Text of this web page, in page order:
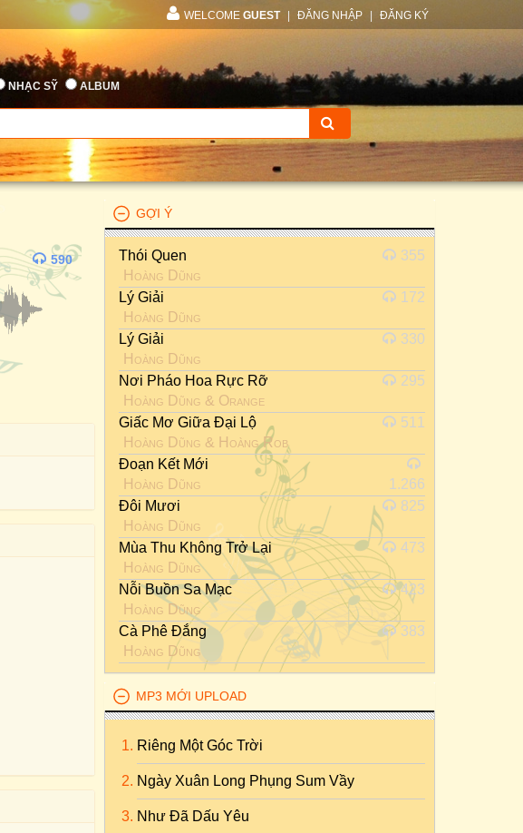
WELCOME GUEST ĐĂNG NHẬP ĐĂNG KÝ
NHẠC SỸ ALBUM
590
GỢI Ý
Thói Quen
Hoàng Dũng
355
Lý Giải
Hoàng Dũng
172
Lý Giải
Hoàng Dũng
330
Nơi Pháo Hoa Rực Rỡ
Hoàng Dũng & Orange
295
Giấc Mơ Giữa Đại Lộ
Hoàng Dũng & Hoàng Rob
511
Đoạn Kết Mới
Hoàng Dũng
1.266
Đôi Mươi
Hoàng Dũng
825
Mùa Thu Không Trở Lại
Hoàng Dũng
473
Nỗi Buồn Sa Mạc
Hoàng Dũng
423
Cà Phê Đắng
Hoàng Dũng
383
MP3 MỚI UPLOAD
Riêng Một Góc Trời
Ngày Xuân Long Phụng Sum Vầy
Như Đã Dấu Yêu